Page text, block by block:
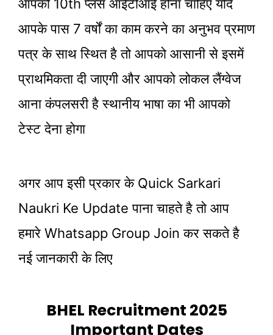
आपको 10th प्लस आईटीआई होना चाहिए यदि
आपके पास 7 वर्षों का काम करने का अनुभव प्रमाण
पत्र के साथ स्थित है तो आपको आसानी से इसमें
प्राथमिकता दी जाएगी और आपको लोकल लैंग्वेज
आना कंपलसरी है स्थानीय भाषा का भी आपको
टेस्ट देना होगा
अगर आप इसी प्रकार के Quick Sarkari
Naukri Ke Update पाना चाहते है तो आप
हमारे Whatsapp Group Join कर सकते है
नई जानकारी के लिए
BHEL Recruitment 2025
Important Dates